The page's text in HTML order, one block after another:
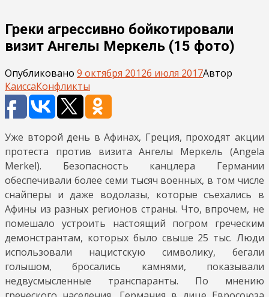
Греки агрессивно бойкотировали
визит Ангелы Меркель (15 фото)
Опубликовано 9 октября 20126 июля 2017Автор
КаиссаКонфликты
Уже второй день в Афинах, Греция, проходят акции
протеста против визита Ангелы Меркель (Angela
Merkel). Безопасность канцлера Германии
обеспечивали более семи тысяч военных, в том числе
снайперы и даже водолазы, которые съехались в
Афины из разных регионов страны. Что, впрочем, не
помешало устроить настоящий погром греческим
демонстрантам, которых было свыше 25 тыс. Люди
использовали нацистскую символику, бегали
голышом, бросались камнями, показывали
недвусмысленные транспаранты. По мнению